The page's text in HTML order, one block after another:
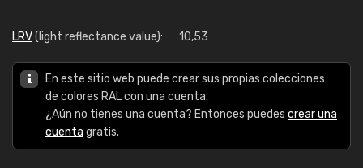
LRV(light reflectance value): 10,53
En este sitio web puede crear sus propias colecciones
de colores RAL con una cuenta.
¿Aún no tienes una cuenta? Entonces puedes crear una
cuenta gratis.